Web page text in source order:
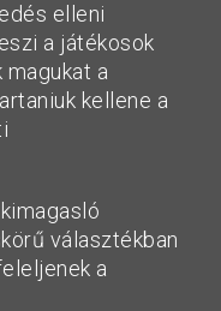
elleni
a játékosok
a
kellene a
választékban
a